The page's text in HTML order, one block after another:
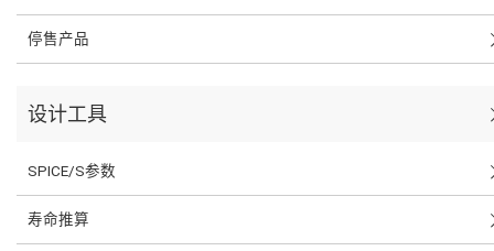
停售产品
设计工具
SPICE/S参数
寿命推算